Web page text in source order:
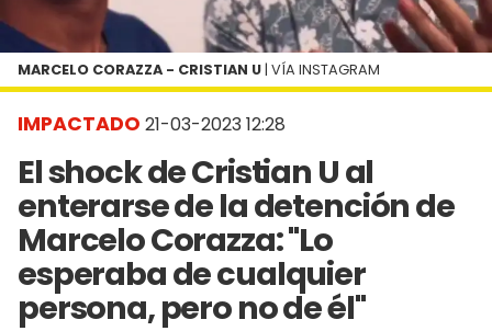
IMPACTADO 21-03-2023 12:28
El shock de Cristian U al
enterarse de la detención de
Marcelo Corazza: "Lo
esperaba de cualquier
persona, pero no de él"
MARCELO CORAZZA - CRISTIAN U | VÍA INSTAGRAM